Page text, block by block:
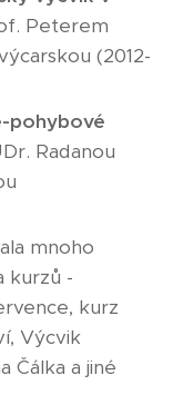
Peterem
(2012-
pohybové
Radanou
mnoho
kurzů -
kurz
Výcvik
Čálka a jiné